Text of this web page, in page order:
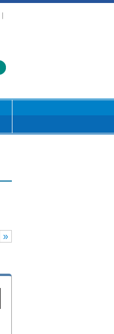
｜
»